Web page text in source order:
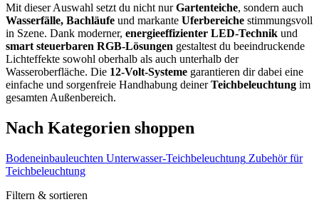
Mit dieser Auswahl setzt du nicht nurGartenteiche, sondern auch
Wasserfälle, Bachläufe und markante Uferbereiche stimmungsvoll
in Szene. Dank moderner, energieeffizienter LED-Technik und
smart steuerbaren RGB-Lösungen gestaltest du beeindruckende
Lichteffekte sowohl oberhalb als auch unterhalb der
Wasseroberfläche. Die 12-Volt-Systeme garantieren dir dabei eine
einfache und sorgenfreie Handhabung deinerTeichbeleuchtung im
gesamten Außenbereich.
Nach Kategorien shoppen
Bodeneinbauleuchten Unterwasser-Teichbeleuchtung Zubehör für
Teichbeleuchtung
Filtern & sortieren